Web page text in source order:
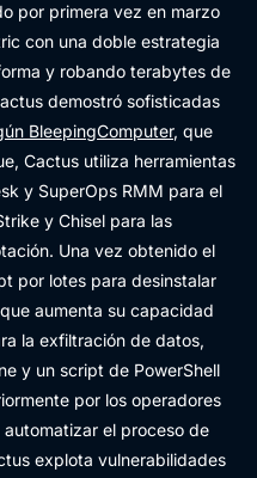
por primera vez en marzo
con una doble estrategia
y robando terabytes de
demostró sofisticadas
BleepingComputer, que
Cactus utiliza herramientas
y SuperOps RMM para el
y Chisel para las
Una vez obtenido el
por lotes para desinstalar
aumenta su capacidad
la exfiltración de datos,
y un script de PowerShell
por los operadores
el proceso de
explota vulnerabilidades